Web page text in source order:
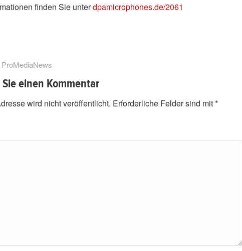
finden Sie unterdpamicrophones.de/2061
ProMediaNews
einen Kommentar
wird nicht veröffentlicht. Erforderliche Felder sind mit*